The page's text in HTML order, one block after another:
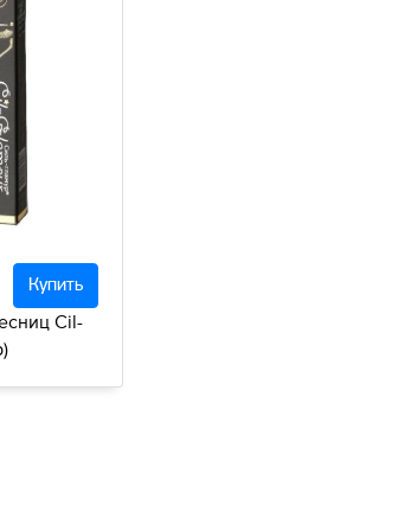
Купить
Cil-